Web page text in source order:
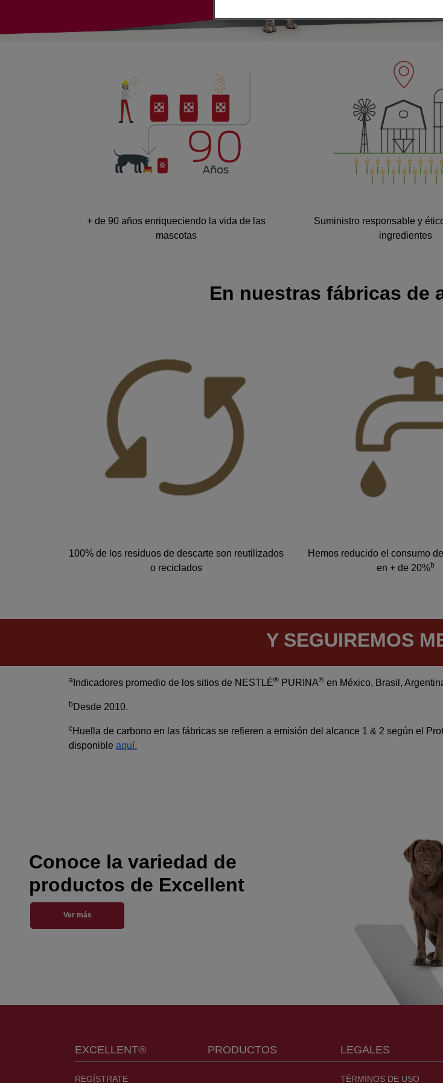
+ de 90 años enriqueciendo la vida de las
mascotas
Suministro responsable y
ingredientes
En nuestras fábricas de
100% de los residuos de descarte son reutilizados
o reciclados
Hemos reducido el consumo
en + de 20%b
Y SEGUIREMOS
a Indicadores promedio de los sitios de NESTLÉ® PURINA® en México, Brasil,
b Desde 2010.
c Huella de carbono en las fábricas se refieren a emisión del alcance 1 & 2 según el
disponible aquí.
Conoce la variedad de
productos de Excellent
Ver más
EXCELLENT®
REGÍSTRATE
PRODUCTOS LEGALES
TÉRMINOS DE USO